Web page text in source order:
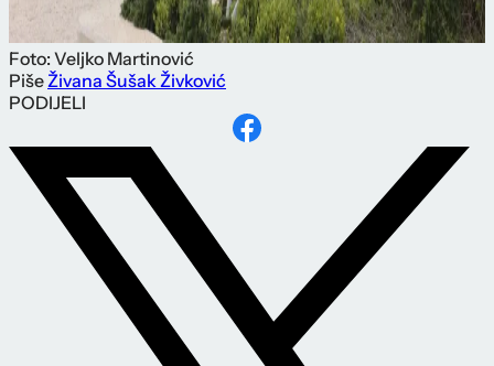
Foto: Veljko Martinović
PišeŽivana Šušak Živković
PODIJELI